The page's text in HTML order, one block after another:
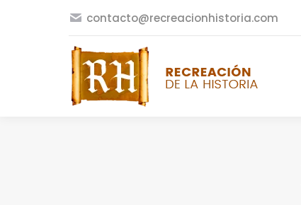
contacto@recreacionhistoria.com